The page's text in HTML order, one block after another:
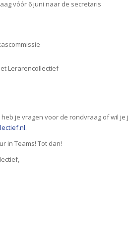
vóór 6 juni naar de secretaris
Lerarencollectief
je vragen voor de rondvraag of wil je
.
in Teams! Tot dan!